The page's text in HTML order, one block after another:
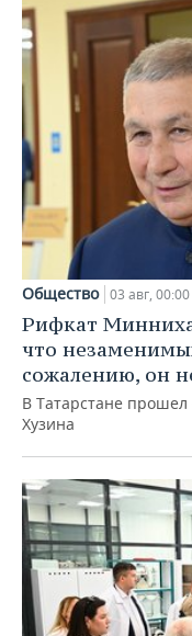
Общество 03 авг, 00:00
Рифкат
что
сожалению, он
В Татарстане
Хузина